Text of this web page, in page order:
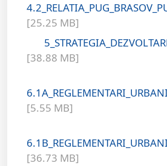
[25.25 MB]
[38.88 MB]
[5.55 MB]
[36.73 MB]